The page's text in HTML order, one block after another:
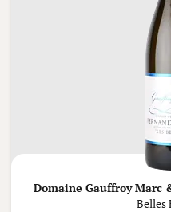
Domaine Gauffroy Marc
Belles